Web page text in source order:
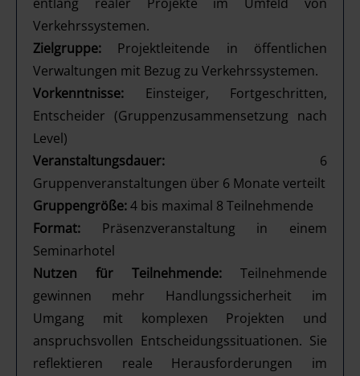
Verkehrssystemen.
Zielgruppe: Projektleitende in öffentlichen
Verwaltungen mit Bezug zu Verkehrssystemen.
Vorkenntnisse: Einsteiger, Fortgeschritten,
Entscheider (Gruppenzusammensetzung nach
Level)
Veranstaltungsdauer: 6
Gruppenveranstaltungen über 6 Monate verteilt
Gruppengröße:4 bis maximal 8 Teilnehmende
Format: Präsenzveranstaltung in einem
Seminarhotel
Nutzen für Teilnehmende: Teilnehmende
gewinnen mehr Handlungssicherheit im
Umgang mit komplexen Projekten und
anspruchsvollen Entscheidungssituationen. Sie
reflektieren reale Herausforderungen im